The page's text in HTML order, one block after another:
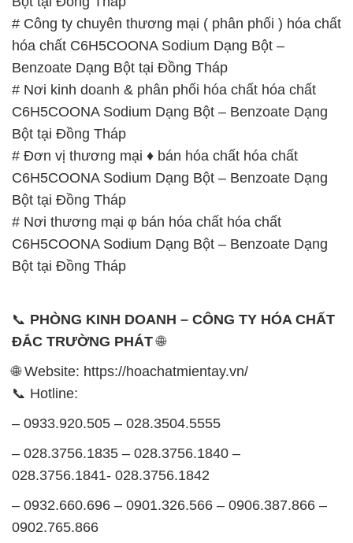
# Công ty chuyên thương mại ( phân phối ) hóa chất
hóa chất C6H5COONA Sodium Dạng Bột –
Benzoate Dạng Bột tại Đồng Tháp
# Nơi kinh doanh & phân phối hóa chất hóa chất
C6H5COONA Sodium Dạng Bột – Benzoate Dạng
Bột tại Đồng Tháp
# Đơn vị thương mại ♦ bán hóa chất hóa chất
C6H5COONA Sodium Dạng Bột – Benzoate Dạng
Bột tại Đồng Tháp
# Nơi thương mại φ bán hóa chất hóa chất
C6H5COONA Sodium Dạng Bột – Benzoate Dạng
Bột tại Đồng Tháp
📞 PHÒNG KINH DOANH – CÔNG TY HÓA CHẤT
ĐẮC TRƯỜNG PHÁT🌐
🌐 Website: https://hoachatmientay.vn/
📞 Hotline:
– 0933.920.505 – 028.3504.5555
– 028.3756.1835 – 028.3756.1840 –
028.3756.1841- 028.3756.1842
– 0932.660.696 – 0901.326.566 – 0906.387.866 –
0902.765.866